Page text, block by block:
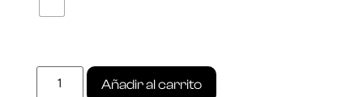
Añadir al carrito